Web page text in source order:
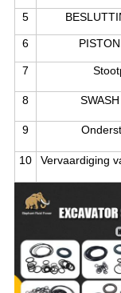
5
6
7
8
9
10 Vervaardiging